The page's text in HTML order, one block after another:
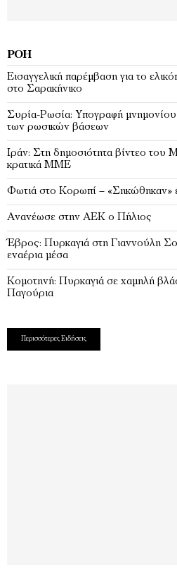
ΡΟΉ
Εισαγγελική παρέμβαση για το
στο Σαρακήνικο
Συρία-Ρωσία: Υπογραφή μνημονίου
των ρωσικών βάσεων
Ιράν: Στη δημοσιότητα βίντεο του
κρατικά ΜΜΕ
Φωτιά στο Κορωπί – «Σηκώθηκαν»
Ανανέωσε στην ΑΕΚ ο Πήλιος
Έβρος: Πυρκαγιά στη Γιαννούλη
εναέρια μέσα
Κομοτηνή: Πυρκαγιά σε χαμηλή
Παγούρια
Περισσότερες Ειδήσεις